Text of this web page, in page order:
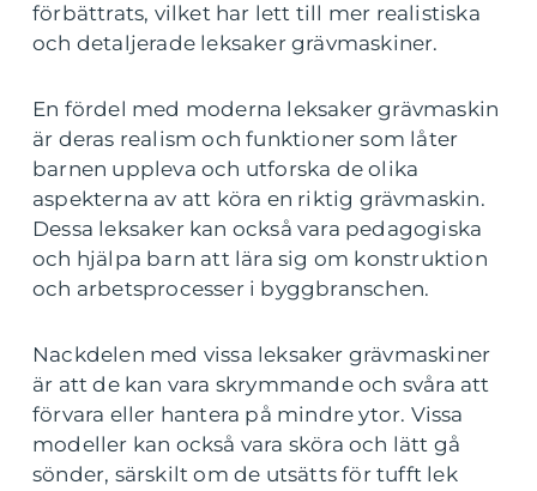
förbättrats, vilket har lett till mer realistiska
och detaljerade leksaker grävmaskiner.
En fördel med moderna leksaker grävmaskin
är deras realism och funktioner som låter
barnen uppleva och utforska de olika
aspekterna av att köra en riktig grävmaskin.
Dessa leksaker kan också vara pedagogiska
och hjälpa barn att lära sig om konstruktion
och arbetsprocesser i byggbranschen.
Nackdelen med vissa leksaker grävmaskiner
är att de kan vara skrymmande och svåra att
förvara eller hantera på mindre ytor. Vissa
modeller kan också vara sköra och lätt gå
sönder, särskilt om de utsätts för tufft lek